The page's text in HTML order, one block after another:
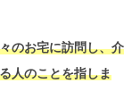
のお宅に訪問し、介
人のことを指しま